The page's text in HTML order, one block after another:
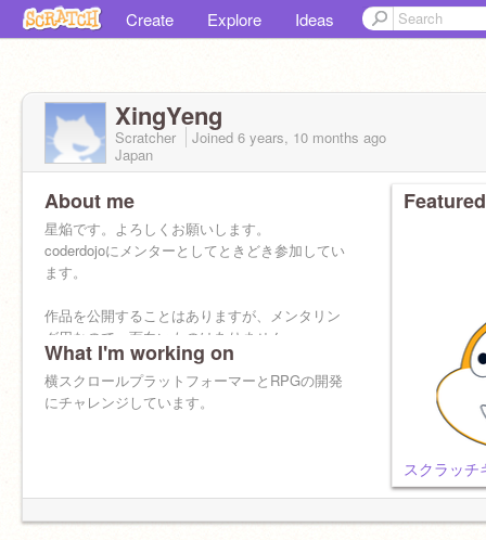
Create Explore Ideas
XingYeng
Scratcher Joined 6 years, 10 months ago
Japan
About me
星焔です。よろしくお願いします。
coderdojoにメンターとしてときどき参加してい
ます。
作品を公開することはありますが、メンタリン
グ用なので、面白いものはありません。
What I'm working on
横スクロールプラットフォーマーとRPGの開発
にチャレンジしています。
スクラッチ